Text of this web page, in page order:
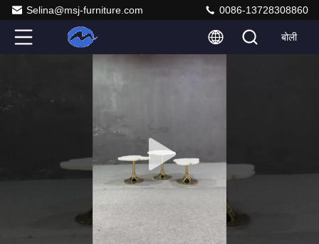
Selina@msj-furniture.com 0086-13728308860
बोली